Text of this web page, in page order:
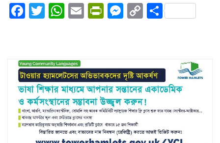
Facebook
Twitter
WhatsApp
EmailPrintFriendly
Messenger
CopyShare